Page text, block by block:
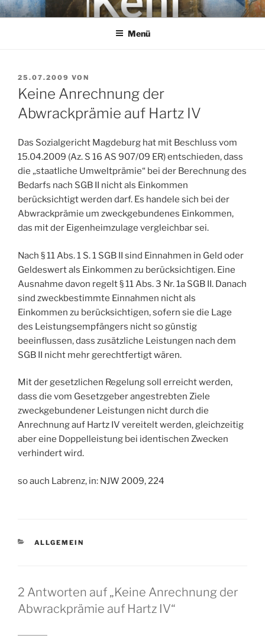
Zum
InhaltKEHL
Rechtsanwaltsgesellschaft mbH
Menü
VERÖFFENTLICHT
AM
25.07.2009 VON
Keine Anrechnung der
Abwrackprämie auf Hartz IV
Das Sozialgericht Magdeburg hat mit Beschluss vom
15.04.2009 (Az. S 16 AS 907/09 ER) entschieden, dass
die „staatliche Umweltprämie“ bei der Berechnung des
Bedarfs nach SGB II nicht als Einkommen
berücksichtigt werden darf. Es handele sich bei der
Abwrackprämie um zweckgebundenes Einkommen,
das mit der Eigenheimzulage vergleichbar sei.
Nach § 11 Abs. 1 S. 1 SGB II sind Einnahmen in Geld oder
Geldeswert als Einkommen zu berücksichtigen. Eine
Ausnahme davon regelt § 11 Abs. 3 Nr. 1a SGB II. Danach
sind zweckbestimmte Einnahmen nicht als
Einkommen zu berücksichtigen, sofern sie die Lage
des Leistungsempfängers nicht so günstig
beeinflussen, dass zusätzliche Leistungen nach dem
SGB II nicht mehr gerechtfertigt wären.
Mit der gesetzlichen Regelung soll erreicht werden,
dass die vom Gesetzgeber angestrebten Ziele
zweckgebundener Leistungen nicht durch die
Anrechnung auf Hartz IV vereitelt werden, gleichzeitig
aber eine Doppelleistung bei identischen Zwecken
verhindert wird.
so auch Labrenz, in: NJW 2009, 224
KATEGORIEN
ALLGEMEIN
2 Antworten auf „Keine Anrechnung der
Abwrackprämie auf Hartz IV“